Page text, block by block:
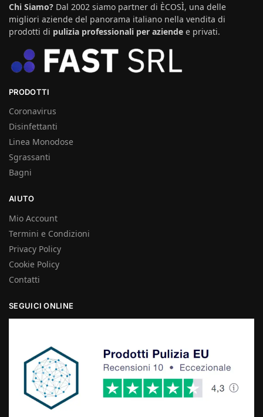
Chi Siamo? Dal 2002 siamo partner di ÈCOSÌ, una delle
migliori aziende del panorama italiano nella vendita di
prodotti di pulizia professionali per aziende e privati.
PRODOTTI
Coronavirus
Disinfettanti
Linea Monodose
Sgrassanti
Bagni
AIUTO
Mio Account
Termini e Condizioni
Privacy Policy
Cookie Policy
Contatti
SEGUICI ONLINE